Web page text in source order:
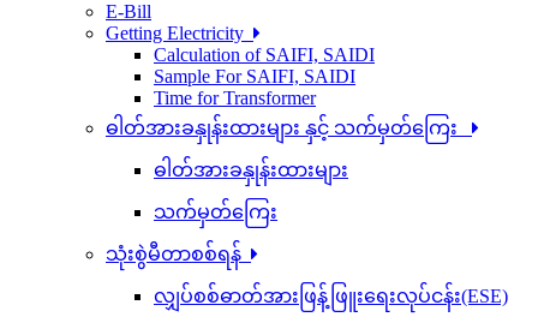
E-Bill
Getting Electricity
Calculation of SAIFI, SAIDI
Sample For SAIFI, SAIDI
Time for Transformer
ဓါတ်အားခနှုန်းထားများ နှင့် သက်မှတ်ကြေး
ဓါတ်အားခနှုန်းထားများ
သက်မှတ်ကြေး
သုံးစွဲမီတာစစ်ရန်
လျှပ်စစ်ဓာတ်အားဖြန့်ဖြူးရေးလုပ်ငန်း(ESE)